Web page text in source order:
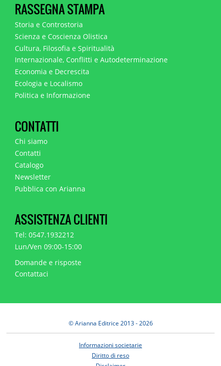
RASSEGNA STAMPA
Storia e Controstoria
Scienza e Coscienza Olistica
Cultura, Filosofia e Spiritualità
Internazionale, Conflitti e Autodeterminazione
Economia e Decrescita
Ecologia e Localismo
Politica e Informazione
CONTATTI
Chi siamo
Contatti
Catalogo
Newsletter
Pubblica con Arianna
ASSISTENZA CLIENTI
Tel: 0547.1932212
Lun/Ven 09:00-15:00
Domande e risposte
Contattaci
© Arianna Editrice 2013 - 2026
Informazioni societarie
Diritto di reso